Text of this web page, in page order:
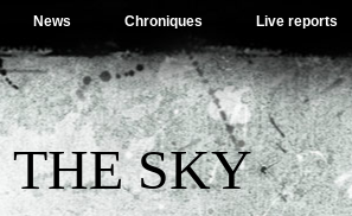
News Chroniques Live reports
THE SKY